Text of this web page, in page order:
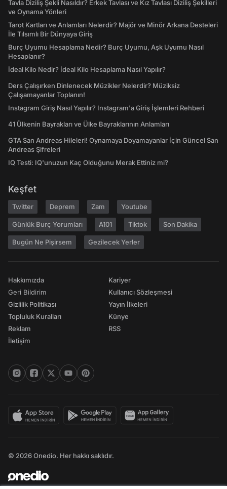
Tavla Diziliş Şekli Nasıldır? Erkek Tavlası ve Kız Tavlası Diziliş Şekilleri
ve Oynama Yönleri
Tarot Kartları ve Anlamları Nelerdir? Majör ve Minör Arkana Desteleri
İle Tılsımlı Bir Dünyaya Giriş
Burç Uyumu Hesaplama Nedir? Burç Uyumu, Aşk Uyumu Nasıl
Hesaplanır?
İdeal Kilo Nedir? İdeal Kilo Hesaplama Nasıl Yapılır?
Ders Çalışırken Dinlenecek Müzikler Nelerdir? Müziksiz
Çalışamayanlar Toplanın!
Instagram Giriş Nasıl Yapılır? Instagram'a Giriş İşlemleri Rehberi
41 Ülkenin Bayrakları ve Ülke Bayraklarının Anlamları
GTA San Andreas Hileleri! Oynamaya Doyamayanlar İçin Güncel San
Andreas Şifreleri
IQ Testi: IQ'unuzun Kaç Olduğunu Merak Ettiniz mi?
Keşfet
Twitter Deprem Zam Youtube
Günlük Burç Yorumları A101 Tiktok Son Dakika
Bugün Ne Pişirsem Gezilecek Yerler
Hakkımızda
Geri Bildirim
Gizlilik Politikası
Topluluk Kuralları
Reklam
İletişim
Kariyer
Kullanıcı Sözleşmesi
Yayın İlkeleri
Künye
RSS
© 2026 Onedio. Her hakkı saklıdır.